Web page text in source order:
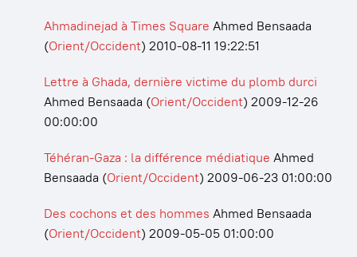
Ahmadinejad à Times Square Ahmed Bensaada
(Orient/Occident) 2010-08-11 19:22:51
Lettre à Ghada, dernière victime du plomb durci
Ahmed Bensaada (Orient/Occident) 2009-12-26
00:00:00
Téhéran-Gaza : la différence médiatique Ahmed
Bensaada (Orient/Occident) 2009-06-23 01:00:00
Des cochons et des hommes Ahmed Bensaada
(Orient/Occident) 2009-05-05 01:00:00